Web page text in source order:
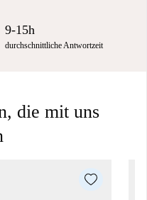
9-15h
durchschnittliche Antwortzeit
die mit uns